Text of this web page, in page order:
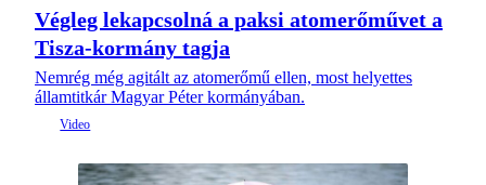
Végleg lekapcsolná a paksi atomerőművet a
Tisza-kormány tagja
Nemrég még agitált az atomerőmű ellen, most helyettes
államtitkár Magyar Péter kormányában.